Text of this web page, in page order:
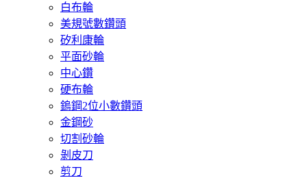
白布輪
美規號數鑽頭
矽利康輪
平面砂輪
中心鑽
硬布輪
鎢鋼2位小數鑽頭
金鋼砂
切割砂輪
剝皮刀
剪刀